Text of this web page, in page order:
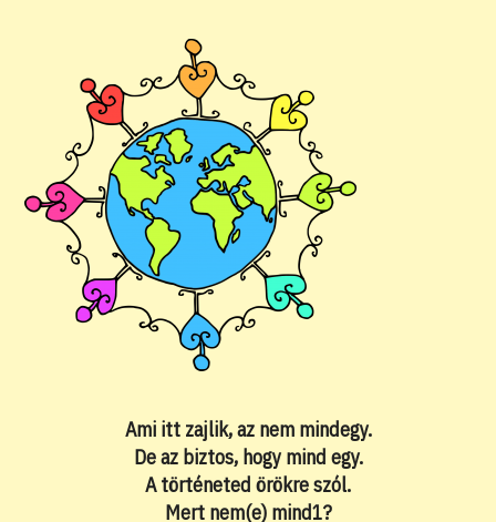
Ami itt zajlik, az nem mindegy.
De az biztos, hogy mind egy.
A történeted örökre szól.
Mert nem(e) mind1?